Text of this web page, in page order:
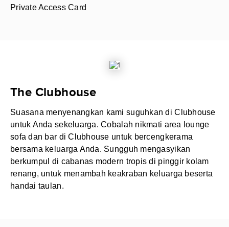
Private Access Card
The Clubhouse
Suasana menyenangkan kami suguhkan di Clubhouse
untuk Anda sekeluarga. Cobalah nikmati area lounge
sofa dan bar di Clubhouse untuk bercengkerama
bersama keluarga Anda. Sungguh mengasyikan
berkumpul di cabanas modern tropis di pinggir kolam
renang, untuk menambah keakraban keluarga beserta
handai taulan.